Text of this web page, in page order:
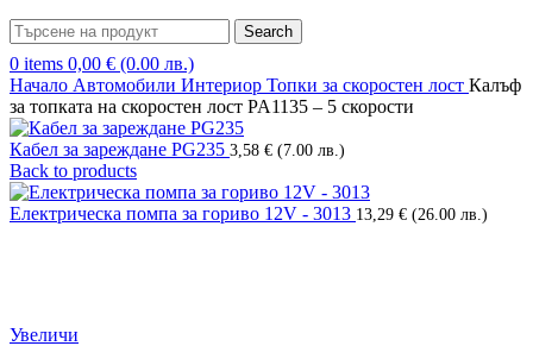
Search
0 items 0,00 € (0.00 лв.)
Начало Автомобили Интериор Топки за скоростен лост Калъф
за топката на скоростен лост PA1135 – 5 скорости
Кабел за зареждане PG235 3,58 € (7.00 лв.)
Back to products
Електрическа помпа за гориво 12V - 3013 13,29 € (26.00 лв.)
Увеличи